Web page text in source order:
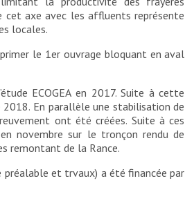
cet axe avec les affluents représente
locales.
le 1er ouvrage bloquant en aval
ECOGEA en 2017. Suite à cette
En parallèle une stabilisation de
ont été créées. Suite à ces
novembre sur le tronçon rendu de
remontant de la Rance.
et trvaux) a été financée par